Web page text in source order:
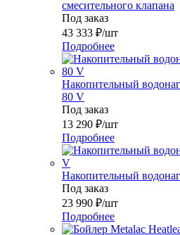
смесительного клапана
Под заказ
43 333 ₽/шт
Подробнее
Накопительный
80 V
Под заказ
13 290 ₽/шт
Подробнее
Накопительный
Под заказ
23 990 ₽/шт
Подробнее